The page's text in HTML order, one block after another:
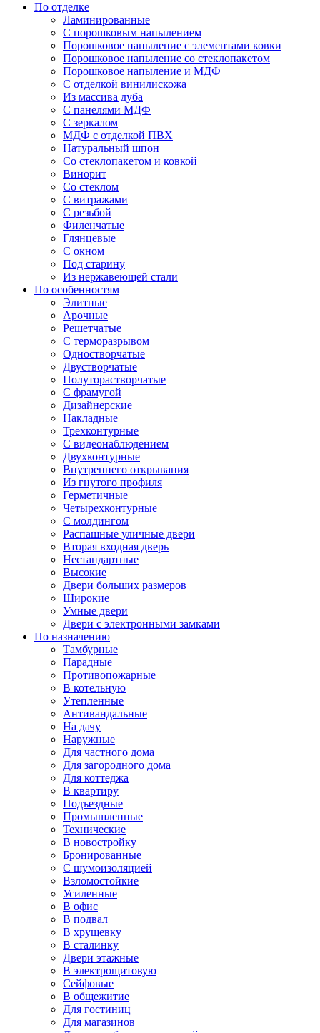
По отделке
Ламинированные
С порошковым напылением
Порошковое напыление с элементами ковки
Порошковое напыление со стеклопакетом
Порошковое напыление и МДФ
С отделкой винилискожа
Из массива дуба
С панелями МДФ
С зеркалом
МДФ с отделкой ПВХ
Натуральный шпон
Со стеклопакетом и ковкой
Винорит
Со стеклом
С витражами
С резьбой
Филенчатые
Глянцевые
С окном
Под старину
Из нержавеющей стали
По особенностям
Элитные
Арочные
Решетчатые
С терморазрывом
Одностворчатые
Двустворчатые
Полуторастворчатые
С фрамугой
Дизайнерские
Накладные
Трехконтурные
С видеонаблюдением
Двухконтурные
Внутреннего открывания
Из гнутого профиля
Герметичные
Четырехконтурные
С молдингом
Распашные уличные двери
Вторая входная дверь
Нестандартные
Высокие
Двери больших размеров
Широкие
Умные двери
Двери с электронными замками
По назначению
Тамбурные
Парадные
Противопожарные
В котельную
Утепленные
Антивандальные
На дачу
Наружные
Для частного дома
Для загородного дома
Для коттеджа
В квартиру
Подъездные
Промышленные
Технические
В новостройку
Бронированные
С шумоизоляцией
Взломостойкие
Усиленные
В офис
В подвал
В хрущевку
В сталинку
Двери этажные
В электрощитовую
Сейфовые
В общежитие
Для гостиниц
Для магазинов